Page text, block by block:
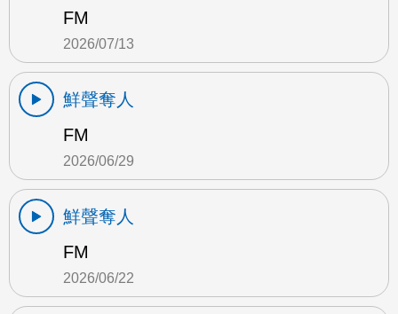
FM
2026/07/13
鮮聲奪人
FM
2026/06/29
鮮聲奪人
FM
2026/06/22